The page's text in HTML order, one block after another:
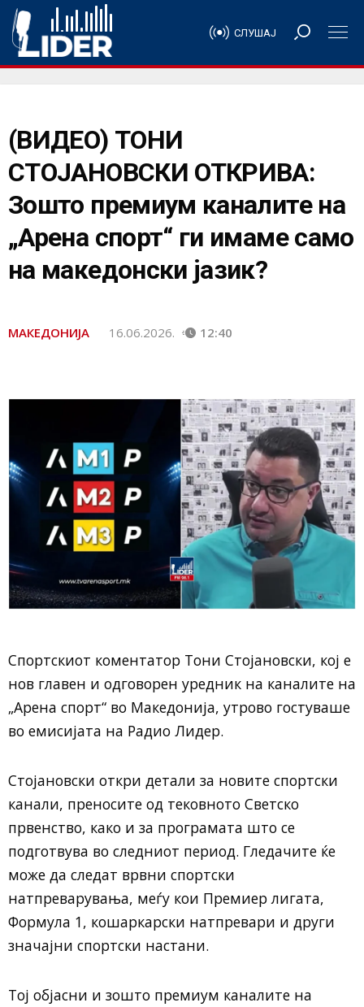
СЛУШАЈ
(ВИДЕО) ТОНИ
СТОЈАНОВСКИ ОТКРИВА:
Зошто премиум каналите на
„Арена спорт“ ги имаме само
на македонски јазик?
МАКЕДОНИЈА 16.06.2026. 12:40
Спортскиот коментатор Тони Стојановски, кој е
нов главен и одговорен уредник на каналите на
„Арена спорт“ во Македонија, утрово гостуваше
во емисијата на Радио Лидер.
Стојановски откри детали за новите спортски
канали, преносите од тековното Светско
првенство, како и за програмата што се
подготвува во следниот период. Гледачите ќе
може да следат врвни спортски
натпреварувања, меѓу кои Премиер лигата,
Формула 1, кошаркарски натпревари и други
значајни спортски настани.
Тој објасни и зошто премиум каналите на